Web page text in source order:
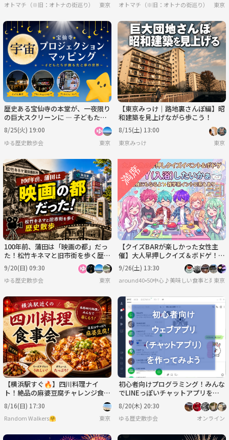
オトマチ（※旧：オトナの街巡り）【年齢限定なし、30・40代が多く、50代も可】【
東京 オトマチ（※旧：オトナの街巡り）【年
東京
歴史ある宝仙寺の本堂が、一夜限り
の巨大スクリーンに ― 子どもたち
が創るプロジェクションマッピング
8/25(火) 19:00
ゆる歴史散歩会 東京
【東京みっけ｜路地裏さんぽ編】昭
和建築を見上げながら歩こう！
8/15(土) 13:00
東京みっけ 東京
100年前、蒲田は「映画の都」だっ
た！松竹キネマと旧市街を歩く歴史
散歩と都内唯一の屋上観覧車
9/20(日) 09:30
ゆる歴史散歩会 東京
【クイズBARが楽しかった女性主
催】大人早押しクイズ＆ボドゲ！社
会文学歴史芸能イントロスポーツ科
学等多岐にわたり出題☆
9/26(土) 13:30
around40•50中心♪美味しい食事と楽しい
東京
【横浜駅すぐ🔥】四川料理ナイ
ト！絶品の麻婆豆腐チャレンジ食事
会🍽️
8/16(日) 17:30
Random Walkers🤗 東京
初心者向けプログラミング！みんな
でLINEっぽいチャットアプリを作
ってみよう！（GAS・Python編）
8/20(木) 20:30
ゆる歴史散歩会 オンライン